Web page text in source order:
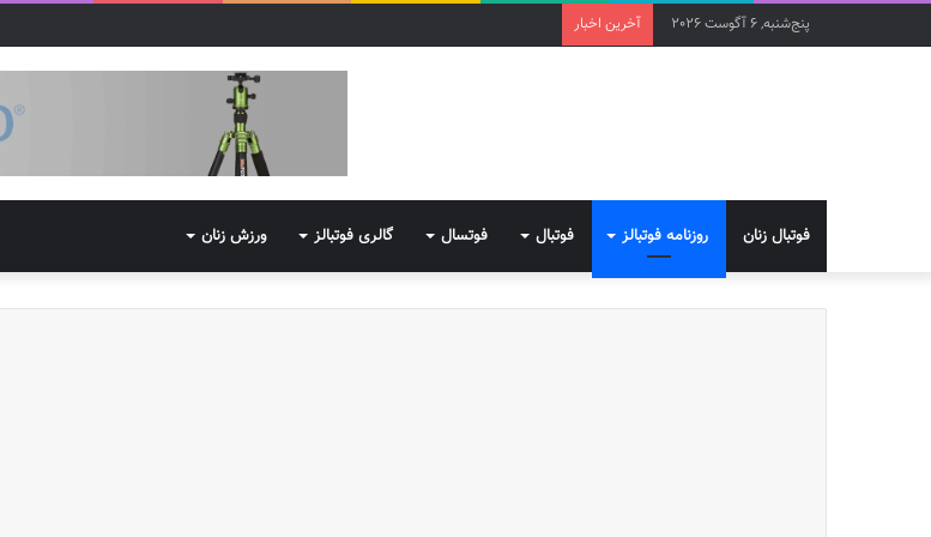
پنج‌شنبه, 6 آگوست 2026 آخرین اخبار
فوتبال زنان روزنامه فوتبالز فوتبال فوتسال گالری فوتبالز ورزش زنان